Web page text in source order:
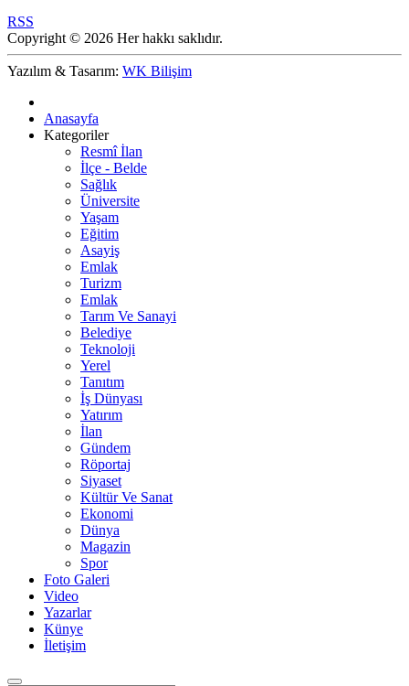
RSS
Copyright © 2026 Her hakkı saklıdır.
Yazılım & Tasarım: WK Bilişim
Anasayfa
Kategoriler
Resmî İlan
İlçe - Belde
Sağlık
Üniversite
Yaşam
Eğitim
Asayiş
Emlak
Turizm
Emlak
Tarım Ve Sanayi
Belediye
Teknoloji
Yerel
Tanıtım
İş Dünyası
Yatırım
İlan
Gündem
Röportaj
Siyaset
Kültür Ve Sanat
Ekonomi
Dünya
Magazin
Spor
Foto Galeri
Video
Yazarlar
Künye
İletişim